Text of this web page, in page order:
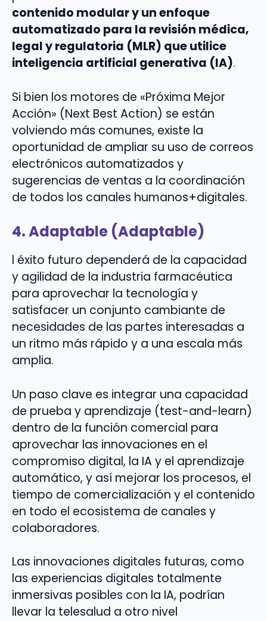
contenido modular y un enfoque
automatizado para la revisión médica,
legal y regulatoria (MLR) que utilice
inteligencia artificial generativa (IA).
Si bien los motores de «Próxima Mejor
Acción» (Next Best Action) se están
volviendo más comunes, existe la
oportunidad de ampliar su uso de correos
electrónicos automatizados y
sugerencias de ventas a la coordinación
de todos los canales humanos+digitales.
4. Adaptable (Adaptable)
l éxito futuro dependerá de la capacidad
y agilidad de la industria farmacéutica
para aprovechar la tecnología y
satisfacer un conjunto cambiante de
necesidades de las partes interesadas a
un ritmo más rápido y a una escala más
amplia.
Un paso clave es integrar una capacidad
de prueba y aprendizaje (test-and-learn)
dentro de la función comercial para
aprovechar las innovaciones en el
compromiso digital, la IA y el aprendizaje
automático, y así mejorar los procesos, el
tiempo de comercialización y el contenido
en todo el ecosistema de canales y
colaboradores.
Las innovaciones digitales futuras, como
las experiencias digitales totalmente
inmersivas posibles con la IA, podrían
llevar la telesalud a otro nivel